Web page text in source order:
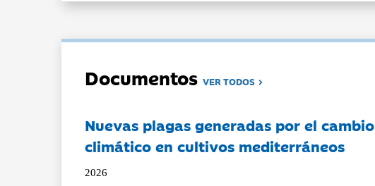
DocumentosVER TODOS
Nuevas plagas generadas por el cambio
climático en cultivos mediterráneos
2026